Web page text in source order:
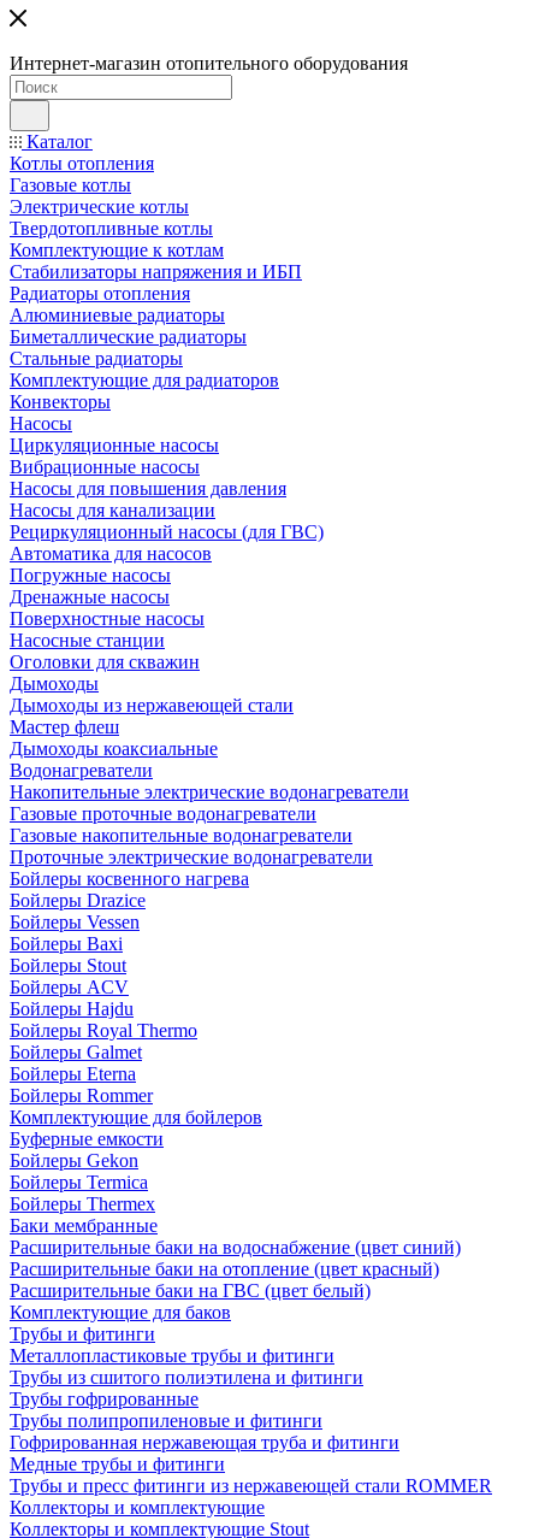
Интернет-магазин отопительного оборудования
Каталог
Котлы отопления
Газовые котлы
Электрические котлы
Твердотопливные котлы
Комплектующие к котлам
Стабилизаторы напряжения и ИБП
Радиаторы отопления
Алюминиевые радиаторы
Биметаллические радиаторы
Стальные радиаторы
Комплектующие для радиаторов
Конвекторы
Насосы
Циркуляционные насосы
Вибрационные насосы
Насосы для повышения давления
Насосы для канализации
Рециркуляционный насосы (для ГВС)
Автоматика для насосов
Погружные насосы
Дренажные насосы
Поверхностные насосы
Насосные станции
Оголовки для скважин
Дымоходы
Дымоходы из нержавеющей стали
Мастер флеш
Дымоходы коаксиальные
Водонагреватели
Накопительные электрические водонагреватели
Газовые проточные водонагреватели
Газовые накопительные водонагреватели
Проточные электрические водонагреватели
Бойлеры косвенного нагрева
Бойлеры Drazice
Бойлеры Vessen
Бойлеры Baxi
Бойлеры Stout
Бойлеры ACV
Бойлеры Hajdu
Бойлеры Royal Thermo
Бойлеры Galmet
Бойлеры Eterna
Бойлеры Rommer
Комплектующие для бойлеров
Буферные емкости
Бойлеры Gekon
Бойлеры Termica
Бойлеры Thermex
Баки мембранные
Расширительные баки на водоснабжение (цвет синий)
Расширительные баки на отопление (цвет красный)
Расширительные баки на ГВС (цвет белый)
Комплектующие для баков
Трубы и фитинги
Металлопластиковые трубы и фитинги
Трубы из сшитого полиэтилена и фитинги
Трубы гофрированные
Трубы полипропиленовые и фитинги
Гофрированная нержавеющая труба и фитинги
Медные трубы и фитинги
Трубы и пресс фитинги из нержавеющей стали ROMMER
Коллекторы и комплектующие
Коллекторы и комплектующие Stout